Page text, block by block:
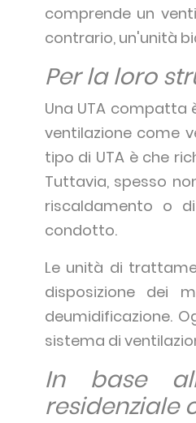
comprende un
contrario, un'unità
Per la loro
Una UTA compatta
ventilazione come
tipo di UTA è che
Tuttavia, spesso
riscaldamento o
condotto.
Le unità di
disposizione dei
deumidificazione.
sistema di
In base
residenziale